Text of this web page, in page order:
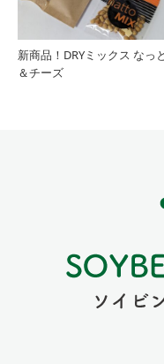
新商品！DRYミックス なっ
＆チーズ